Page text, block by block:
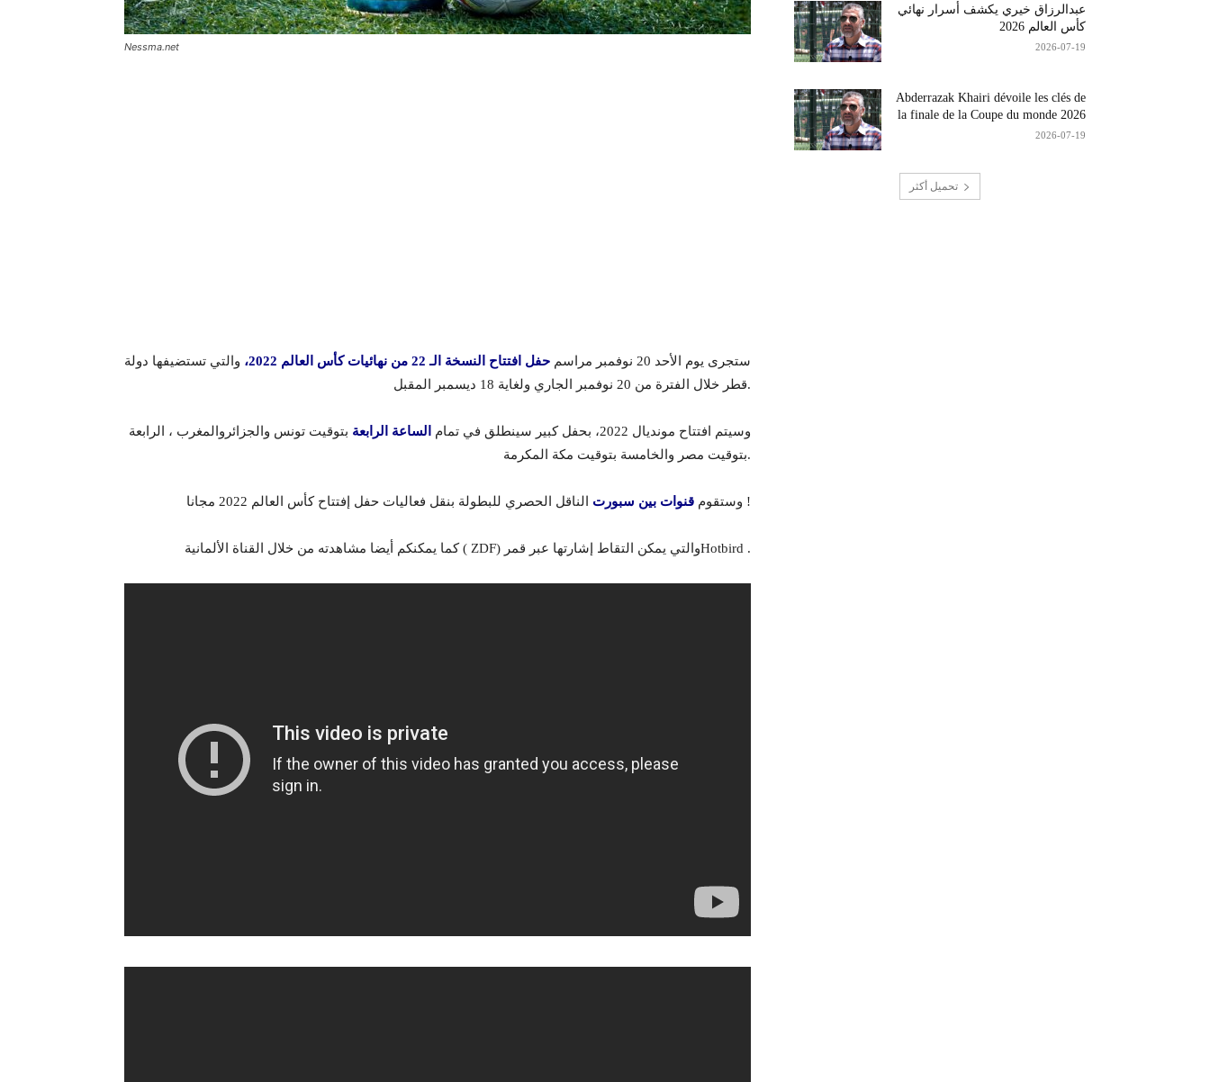
Nessma.net
ستجرى يوم الأحد 20 نوفمبر مراسم حفل افتتاح النسخة الـ 22 من نهائيات كأس العالم 2022،
والتي تستضيفها دولة
قطر خلال الفترة من 20 نوفمبر الجاري ولغاية 18 ديسمبر المقبل.
وسيتم افتتاح مونديال 2022، بحفل كبير سينطلق في تمام الساعة الرابعة بتوقيت تونس والجزائروالمغرب ، الرابعة
بتوقيت مصر والخامسة بتوقيت مكة المكرمة.
وستقوم قنوات بين سبورت الناقل الحصري للبطولة بنقل فعاليات حفل إفتتاح كأس العالم 2022 مجانا !
كما يمكنكم أيضا مشاهدته من خلال القناة الألمانية ( ZDF) والتي يمكن التقاط إشارتها عبر قمرHotbird .
عبدالرزاق خيري يكشف أسرار نهائي
كأس العالم 2026
2026-07-19
Abderrazak Khairi dévoile les clés de
la finale de la Coupe du monde 2026
2026-07-19
تحميل أكثر